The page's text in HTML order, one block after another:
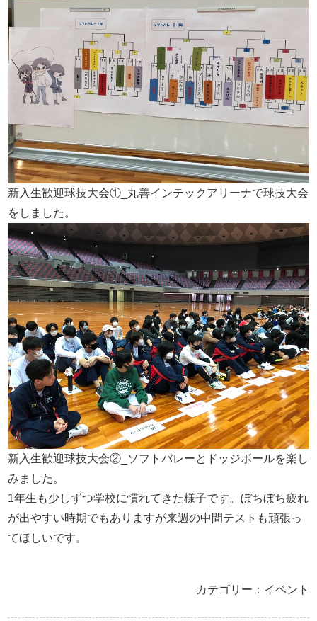
新入生歓迎球技大会①_丸善インテックアリーナで球技大会
をしました。
新入生歓迎球技大会②_ソフトバレーとドッジボールを楽し
みました。
1年生も少しずつ学校に慣れてきた様子です。ぼちぼち疲れ
が出やすい時期でもありますが来週の中間テストも頑張っ
てほしいです。
カテゴリー：イベント